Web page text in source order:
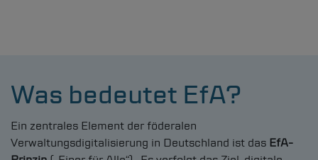
Was bedeutet EfA?
Ein zentrales Element der föderalen
Verwaltungsdigitalisierung in Deutschland ist das EfA-